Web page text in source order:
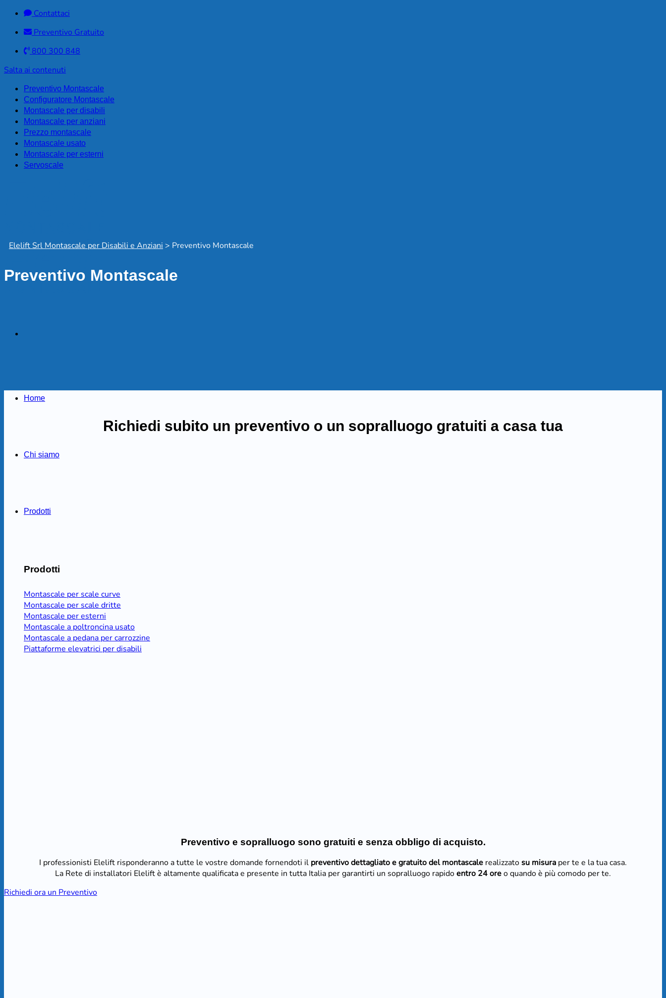
Contattaci
Preventivo Gratuito
800 300 848
Salta ai contenuti
Preventivo Montascale
Configuratore Montascale
Montascale per disabili
Montascale per anziani
Prezzo montascale
Montascale usato
Montascale per esterni
Servoscale
Home
Chi siamo
Prodotti
Prodotti
Montascale per scale curve
Montascale per scale dritte
Montascale per esterni
Montascale a poltroncina usato
Montascale a pedana per carrozzine
Piattaforme elevatrici per disabili
Elelift Srl Montascale per Disabili e Anziani > Preventivo Montascale
Preventivo Montascale
Richiedi subito un preventivo o un sopralluogo gratuiti a casa tua
Preventivo e sopralluogo sono gratuiti e senza obbligo di acquisto.
I professionisti Elelift risponderanno a tutte le vostre domande fornendoti il preventivo dettagliato e gratuito del montascale realizzatosu misura per te e la tua casa.
La Rete di installatori Elelift è altamente qualificata e presente in tutta Italia per garantirti un sopralluogo rapidoentro 24 oreo quando è più comodo per te.
Richiedi ora un Preventivo